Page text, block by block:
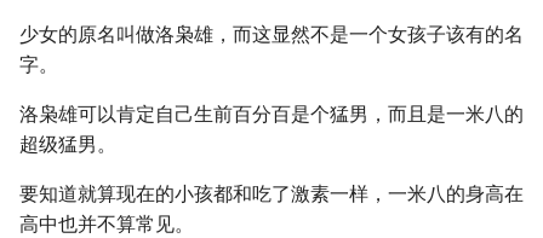
少女的原名叫做洛枭雄，而这显然不是一个女孩子该有的名
字。
洛枭雄可以肯定自己生前百分百是个猛男，而且是一米八的
超级猛男。
要知道就算现在的小孩都和吃了激素一样，一米八的身高在
高中也并不算常见。